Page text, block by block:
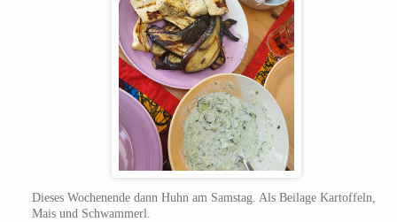
Dieses Wochenende dann Huhn am Samstag. Als Beilage Kartoffeln,
Mais und Schwammerl.